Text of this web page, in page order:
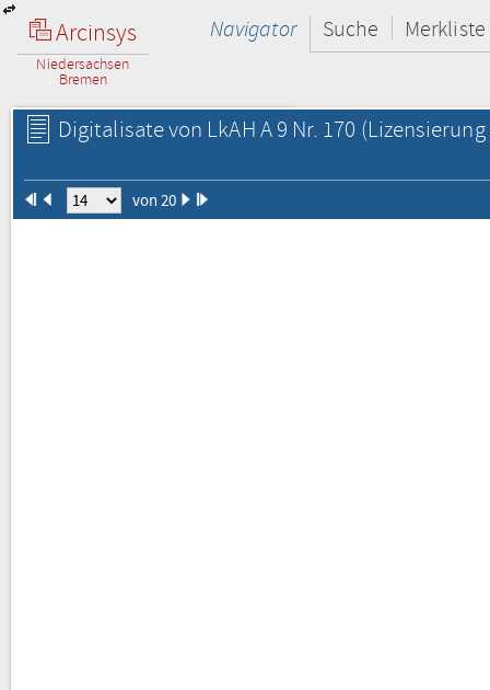
Arcinsys
Niedersachsen
Bremen
Navigator Suche Merkliste
Digitalisate von LkAH A 9 Nr. 170
von 20